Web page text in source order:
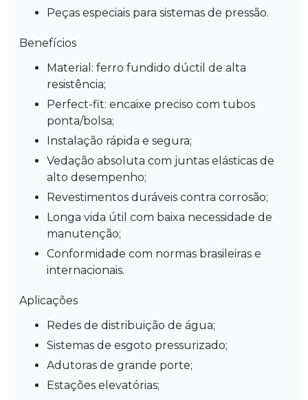
Peças especiais para sistemas de pressão.
Benefícios
Material: ferro fundido dúctil de alta
resistência;
Perfect-fit: encaixe preciso com tubos
ponta/bolsa;
Instalação rápida e segura;
Vedação absoluta com juntas elásticas de
alto desempenho;
Revestimentos duráveis contra corrosão;
Longa vida útil com baixa necessidade de
manutenção;
Conformidade com normas brasileiras e
internacionais.
Aplicações
Redes de distribuição de água;
Sistemas de esgoto pressurizado;
Adutoras de grande porte;
Estações elevatórias;